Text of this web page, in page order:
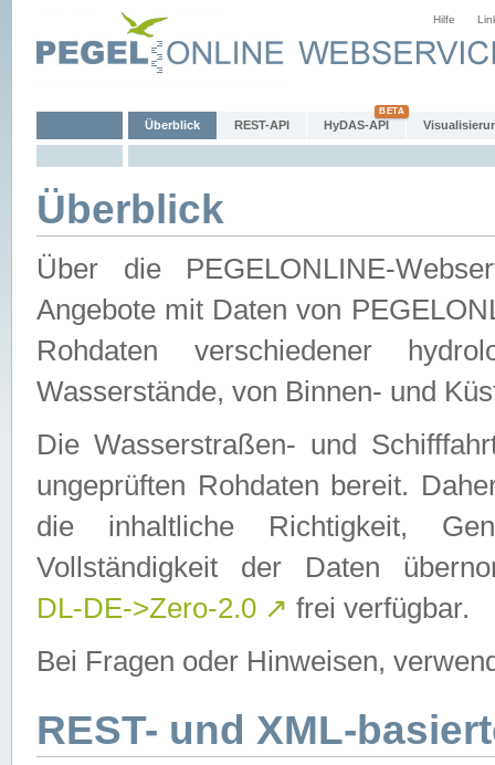
Hilfe
Überblick REST-API HyDAS-API
Überblick
Über die PEGELONLINE-
Angebote mit Daten von
Rohdaten verschiedener
Wasserstände, von Binnen- und
Die Wasserstraßen- und
ungeprüften Rohdaten bereit.
die inhaltliche Richtigkeit,
Vollständigkeit der Daten
DL-DE->Zero-2.0 ↗ frei verfügbar.
Bei Fragen oder Hinweisen,
REST- und XML-